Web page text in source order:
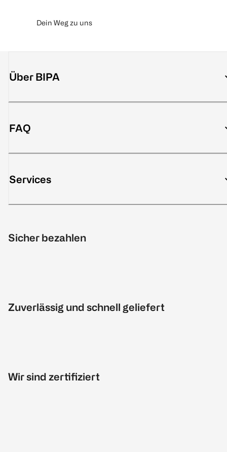
Dein Weg zu uns
Über BIPA
FAQ
Services
Sicher bezahlen
Zuverlässig und schnell geliefert
Wir sind zertifiziert